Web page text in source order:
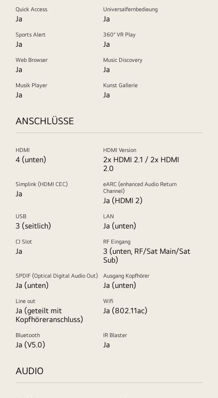
Quick Access
Ja
Universalfernbedieung
Ja
Sports Alert
Ja
360° VR Play
Ja
Web Browser
Ja
Music Discovery
Ja
Musik Player
Ja
Kunst Gallerie
Ja
ANSCHLÜSSE
HDMI
4 (unten)
HDMI Version
2x HDMI 2.1 / 2x HDMI
2.0
Simplink (HDMI CEC)
Ja
eARC (enhanced Audio Return
Channel)
Ja (HDMI 2)
USB
3 (seitlich)
LAN
Ja (unten)
CI Slot
Ja
RF Eingang
3 (unten, RF/Sat Main/Sat
Sub)
SPDIF (Optical Digital Audio Out)
Ja (unten)
Ausgang Kopfhörer
Ja (unten)
Line out
Ja (geteilt mit
Kopfhöreranschluss)
Wifi
Ja (802.11ac)
Bluetooth
Ja (V5.0)
IR Blaster
Ja
AUDIO